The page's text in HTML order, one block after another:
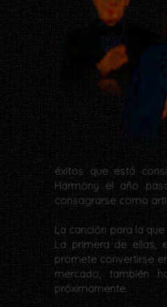
éxitos que está
Harmony el año
consagrarse como
La canción para la
La primera de ellas,
promete convertirse
mercado, también
próximamente.